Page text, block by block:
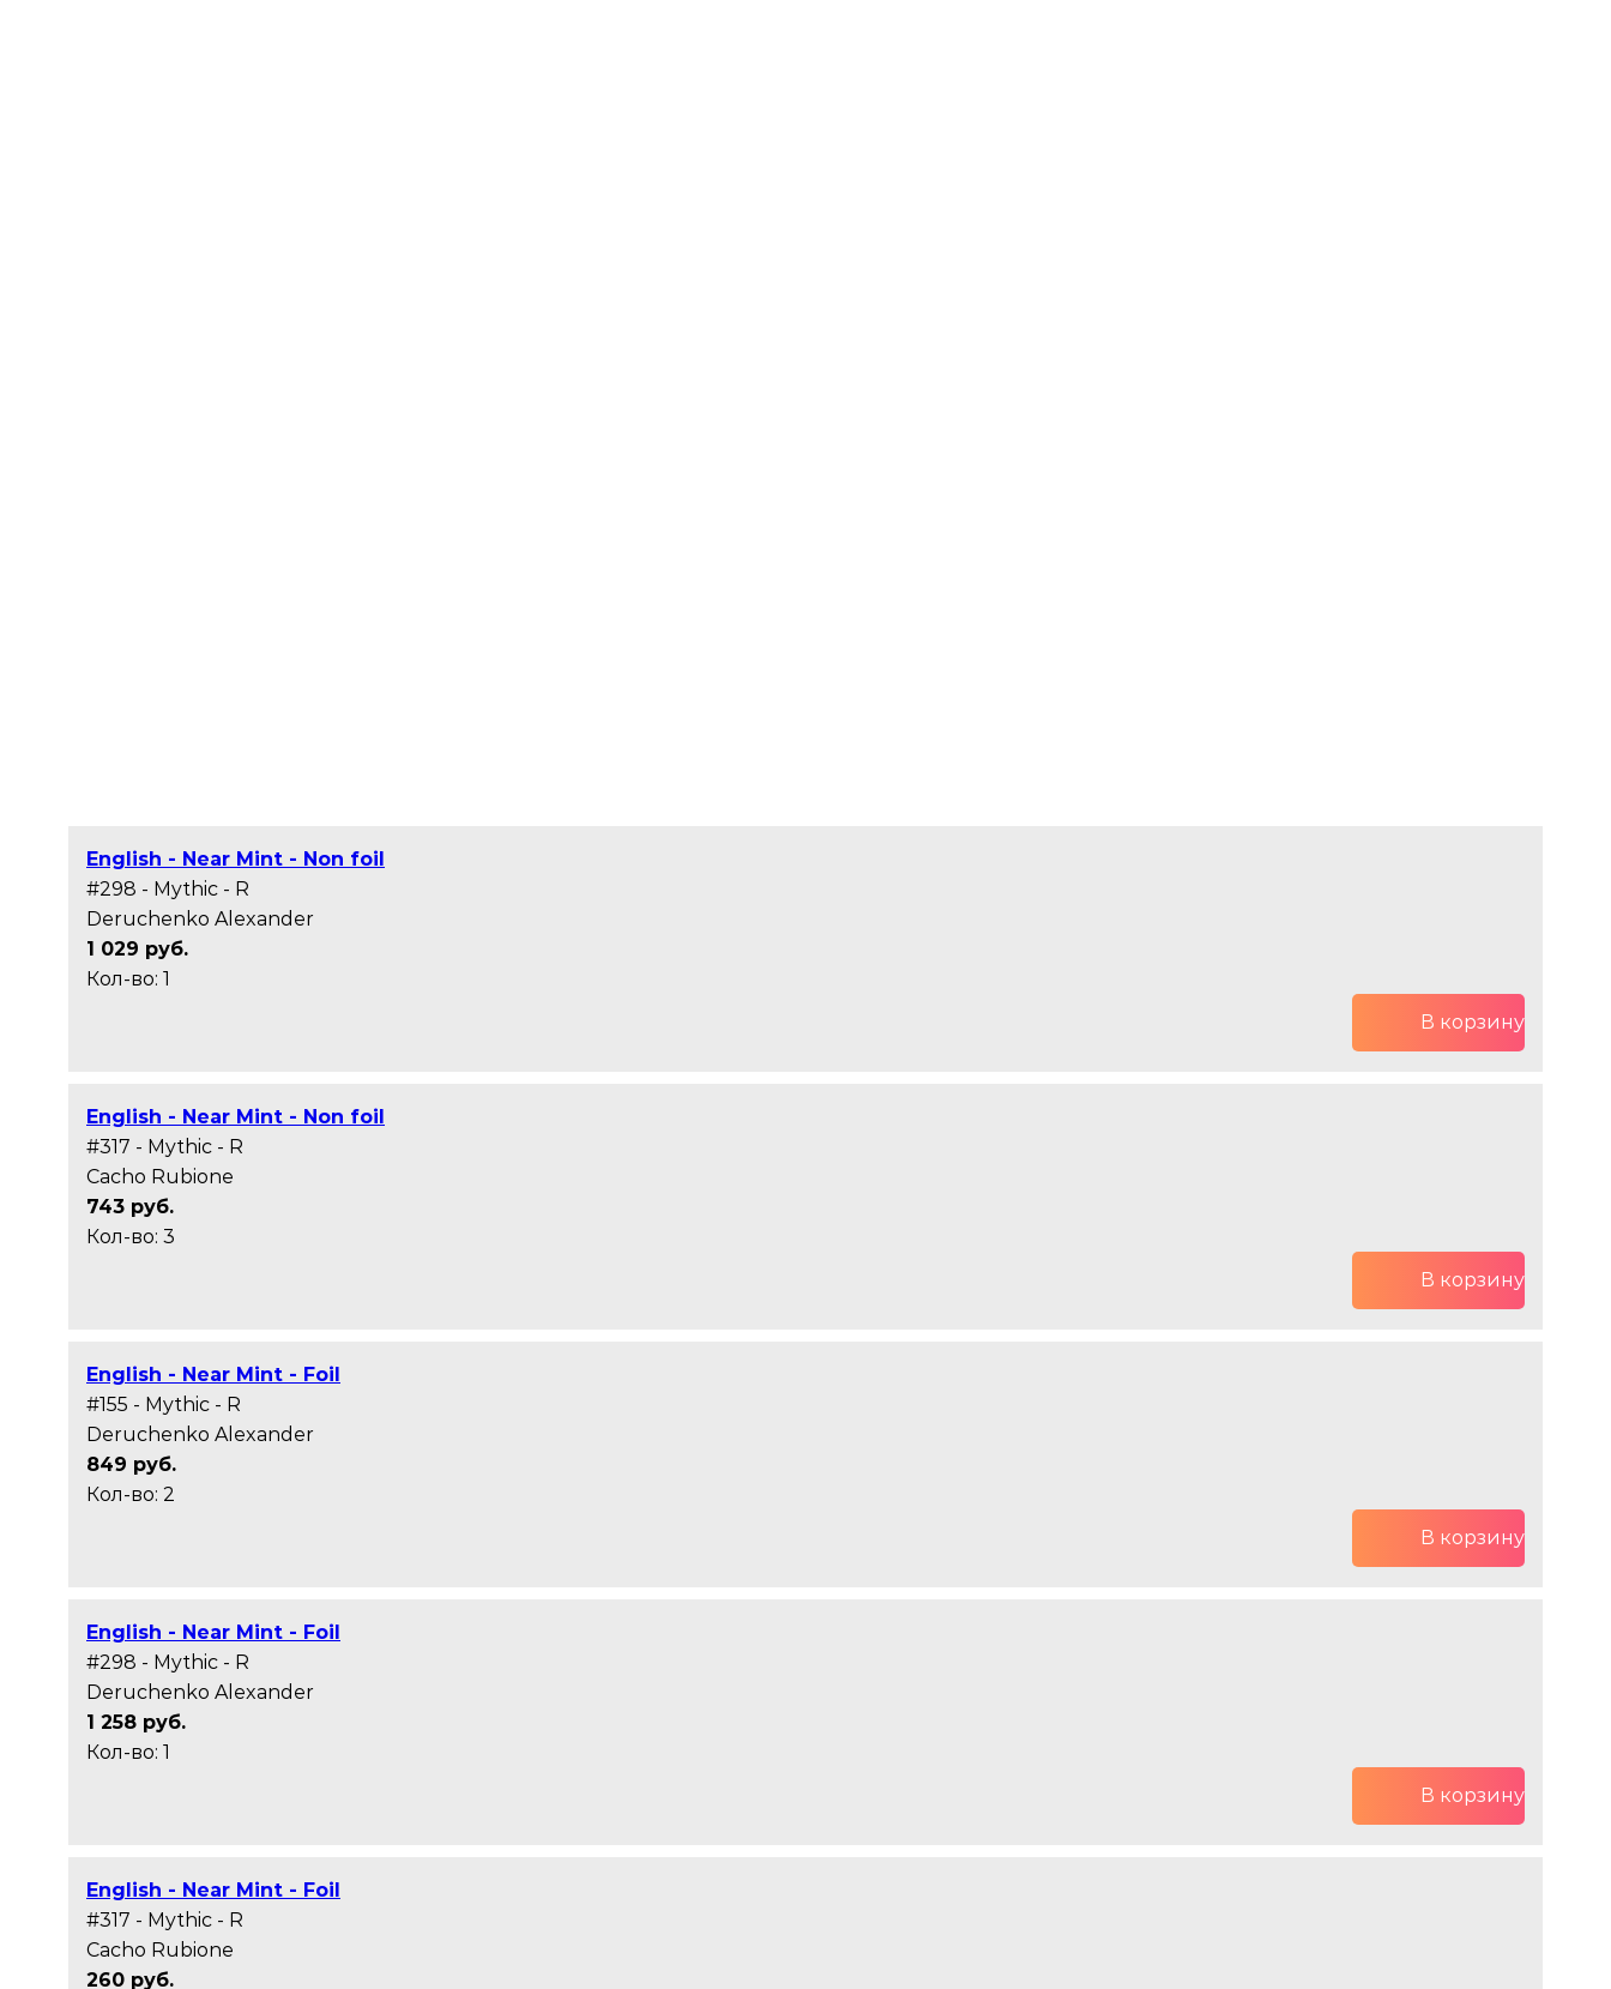
English - Near Mint - Non foil
#298 - Mythic - R
Deruchenko Alexander
1 029 руб.
Кол-во: 1
В корзину
English - Near Mint - Non foil
#317 - Mythic - R
Cacho Rubione
743 руб.
Кол-во: 3
В корзину
English - Near Mint - Foil
#155 - Mythic - R
Deruchenko Alexander
849 руб.
Кол-во: 2
В корзину
English - Near Mint - Foil
#298 - Mythic - R
Deruchenko Alexander
1 258 руб.
Кол-во: 1
В корзину
English - Near Mint - Foil
#317 - Mythic - R
Cacho Rubione
260 руб.